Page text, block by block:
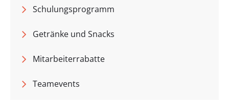
Schulungsprogramm
Getränke und Snacks
Mitarbeiterrabatte
Teamevents